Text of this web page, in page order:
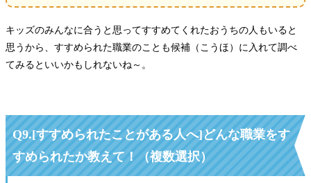
キッズのみんなに合うと思ってすすめてくれたおうちの人もいると
思うから、すすめられた職業のことも候補（こうほ）に入れて調べ
てみるといいかもしれないね～。
Q9.[すすめられたことがある人へ]どんな職業をす
すめられたか教えて！（複数選択）